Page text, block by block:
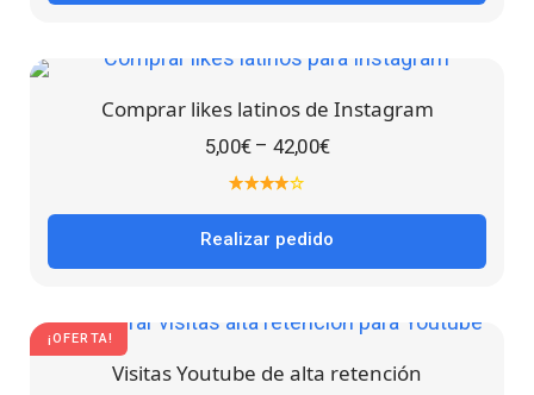
Comprar likes latinos de Instagram
5,00€– 42,00€
Realizar pedido
¡OFERTA!
Visitas Youtube de alta retención